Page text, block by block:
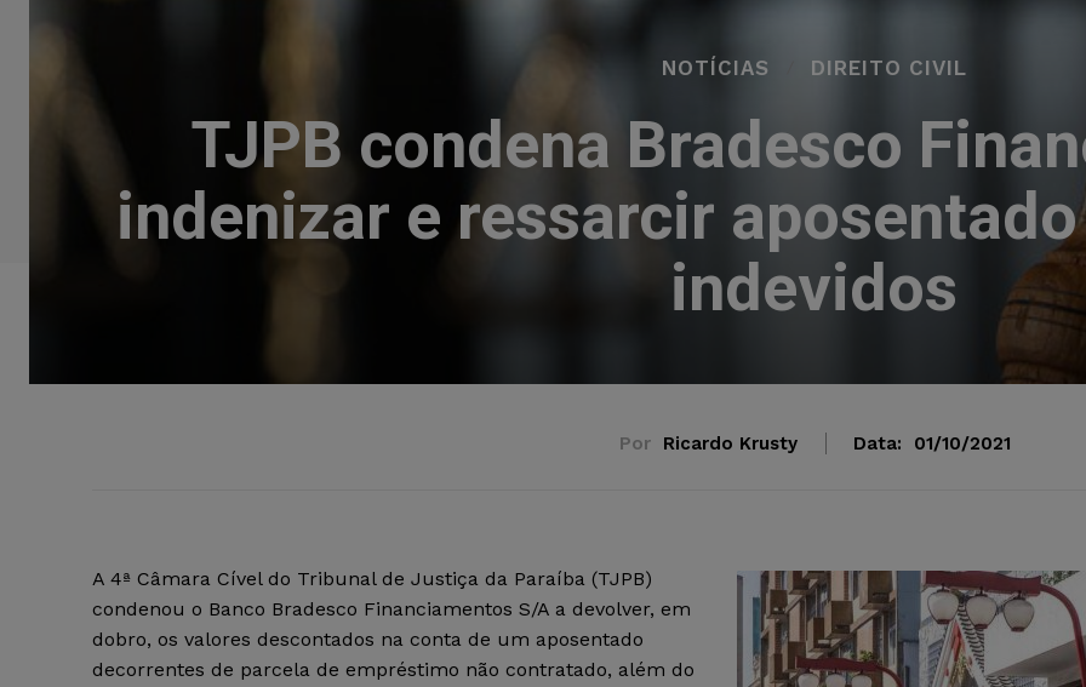
NOTÍCIAS DIREITO CIVIL
TJPB condena Bradesco
indenizar e ressarcir
indevidos
Por Ricardo Krusty Data: 01/10/2021
A 4ª Câmara Cível do Tribunal de Justiça da Paraíba (TJPB)
condenou o Banco Bradesco Financiamentos S/A a devolver, em
dobro, os valores descontados na conta de um aposentado
decorrentes de parcela de empréstimo não contratado, além do